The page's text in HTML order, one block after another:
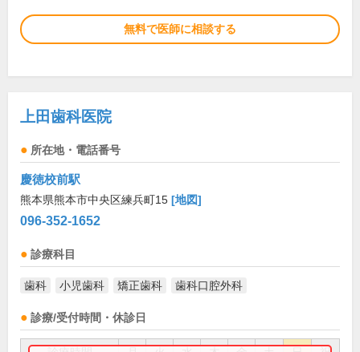
無料で医師に相談する
上田歯科医院
所在地・電話番号
慶徳校前駅
熊本県熊本市中央区練兵町15 [地図]
096-352-1652
診療科目
歯科 小児歯科 矯正歯科 歯科口腔外科
診療/受付時間・休診日